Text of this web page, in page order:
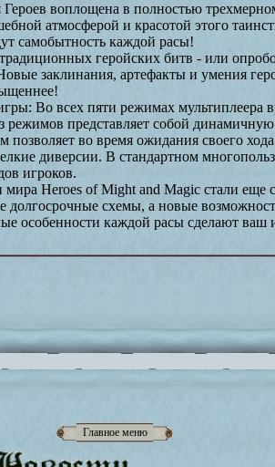
Главное меню
воплощена в полностью
атмосферой и красотой этого
самобытность каждой расы!
геройских битв - или
заклинания, артефакты и умения
Во всех пяти режимах мультиплеера
представляет собой
во время ожидания своего
диверсии. В стандартном
игроков.
мира Hеroes of Might and Magic стали еще
долгосрочные схемы, а новые
особенности каждой расы сделают ваш